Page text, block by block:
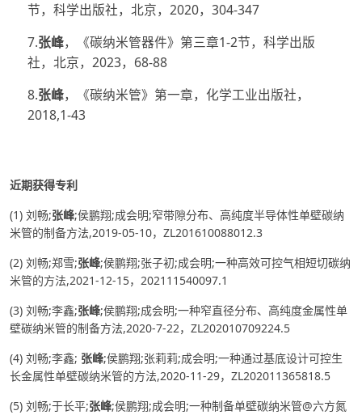
节，科学出版社，北京，2020，304-347
7.张峰，《碳纳米管器件》第三章1-2节，科学出版
社，北京，2023，68-88
8.张峰，《碳纳米管》第一章，化学工业出版社，
2018,1-43
近期获得专利
(1) 刘畅;张峰;侯鹏翔;成会明;窄带隙分布、高纯度半导体性单壁碳纳
米管的制备方法,2019-05-10，ZL201610088012.3
(2) 刘畅;郑雪;张峰;侯鹏翔;张子初;成会明;一种高效可控气相短切碳纳
米管的方法,2021-12-15，202111540097.1
(3) 刘畅;李鑫;张峰;侯鹏翔;成会明;一种窄直径分布、高纯度金属性单
壁碳纳米管的制备方法,2020-7-22，ZL202010709224.5
(4) 刘畅;李鑫; 张峰;侯鹏翔;张莉莉;成会明;一种通过基底设计可控生
长金属性单壁碳纳米管的方法,2020-11-29，ZL202011365818.5
(5) 刘畅;于长平;张峰;侯鹏翔;成会明;一种制备单壁碳纳米管@六方氮